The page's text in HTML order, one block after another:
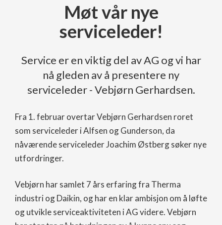
Møt vår nye
serviceleder!
Service er en viktig del av AG og vi har
nå gleden av å presentere ny
serviceleder - Vebjørn Gerhardsen.
Fra 1. februar overtar Vebjørn Gerhardsen roret
som serviceleder i Alfsen og Gunderson, da
nåværende serviceleder Joachim Østberg søker nye
utfordringer.
Vebjørn har samlet 7 års erfaring fra Therma
industri og Daikin, og har en klar ambisjon om å løfte
og utvikle serviceaktiviteten i AG videre. Vebjørn